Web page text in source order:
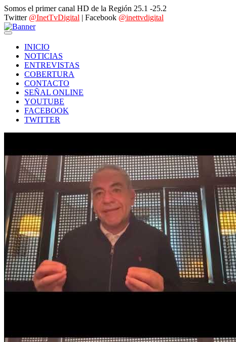
Somos el primer canal HD de la Región 25.1 -25.2
Twitter @InetTvDigital | Facebook @inettvdigital
INICIO
NOTICIAS
ENTREVISTAS
COBERTURA
CONTACTO
SEÑAL ONLINE
YOUTUBE
FACEBOOK
TWITTER